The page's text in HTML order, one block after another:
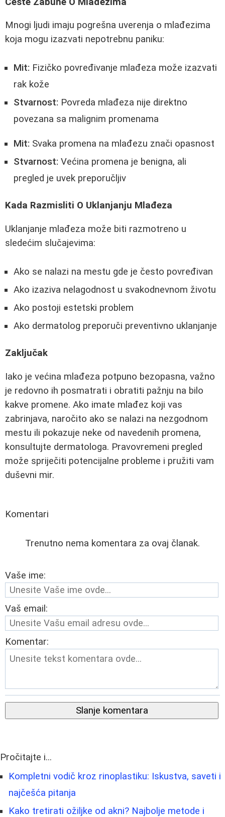
Mnogi ljudi imaju pogrešna uverenja o mlađezima
koja mogu izazvati nepotrebnu paniku:
Mit: Fizičko povređivanje mlađeza može izazvati
rak kože
Stvarnost: Povreda mlađeza nije direktno
povezana sa malignim promenama
Mit: Svaka promena na mlađezu znači opasnost
Stvarnost: Većina promena je benigna, ali
pregled je uvek preporučljiv
Kada Razmisliti O Uklanjanju Mlađeza
Uklanjanje mlađeza može biti razmotreno u
sledećim slučajevima:
Ako se nalazi na mestu gde je često povređivan
Ako izaziva nelagodnost u svakodnevnom životu
Ako postoji estetski problem
Ako dermatolog preporuči preventivno uklanjanje
Zaključak
Iako je većina mlađeza potpuno bezopasna, važno
je redovno ih posmatrati i obratiti pažnju na bilo
kakve promene. Ako imate mlađez koji vas
zabrinjava, naročito ako se nalazi na nezgodnom
mestu ili pokazuje neke od navedenih promena,
konsultujte dermatologa. Pravovremeni pregled
može spriječiti potencijalne probleme i pružiti vam
duševni mir.
Komentari
Trenutno nema komentara za ovaj članak.
Vaše ime:
Vaš email:
Komentar:
Slanje komentara
Pročitajte i...
Kompletni vodič kroz rinoplastiku: Iskustva, saveti i
najčešća pitanja
Kako tretirati ožiljke od akni? Najbolje metode i